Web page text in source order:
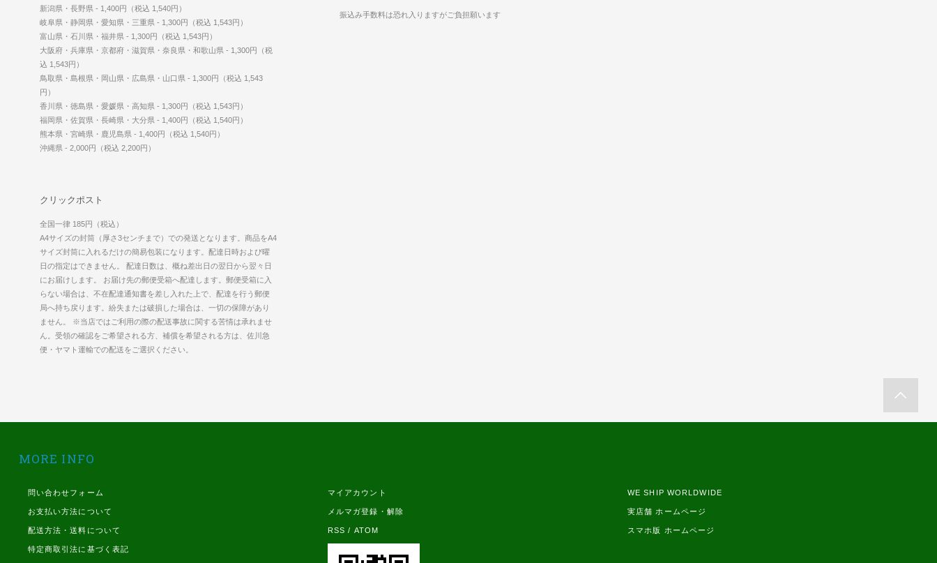
新潟県・長野県 - 1,400円（税込 1,540円）
岐阜県・静岡県・愛知県・三重県 - 1,300円（税込 1,543円）
富山県・石川県・福井県 - 1,300円（税込 1,543円）
大阪府・兵庫県・京都府・滋賀県・奈良県・和歌山県 - 1,300円（税
込 1,543円）
鳥取県・島根県・岡山県・広島県・山口県 - 1,300円（税込 1,543
円）
香川県・徳島県・愛媛県・高知県 - 1,300円（税込 1,543円）
福岡県・佐賀県・長崎県・大分県 - 1,400円（税込 1,540円）
熊本県・宮崎県・鹿児島県 - 1,400円（税込 1,540円）
沖縄県 - 2,000円（税込 2,200円）
クリックポスト
全国一律 185円（税込）
A4サイズの封筒（厚さ3センチまで）での発送となります。商品をA4
サイズ封筒に入れるだけの簡易包装になります。配達日時および曜
日の指定はできません。 配達日数は、概ね差出日の翌日から翌々日
にお届けします。 お届け先の郵便受箱へ配達します。郵便受箱に入
らない場合は、不在配達通知書を差し入れた上で、配達を行う郵便
局へ持ち戻ります。紛失または破損した場合は、一切の保障があり
ません。 ※当店ではご利用の際の配送事故に関する苦情は承れませ
ん。受領の確認をご希望される方、補償を希望される方は、佐川急
便・ヤマト運輸での配送をご選択ください。
振込み手数料は恐れ入りますがご負担願います
MORE INFO
問い合わせフォーム
お支払い方法について
配送方法・送料について
特定商取引法に基づく表記
マイアカウント
メルマガ登録・解除
RSS / ATOM
WE SHIP WORLDWIDE
実店舗 ホームページ
スマホ版 ホームページ